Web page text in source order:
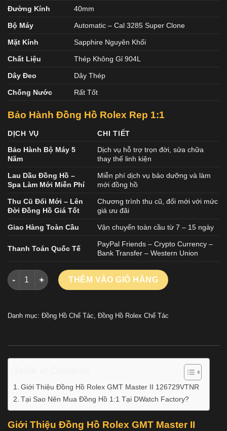
Đường Kính
40mm
Bộ Máy Automatic – Cal 3285 Super Clone
Mặt Kính Sapphire Nguyên Khối
Chất Liệu Thép Không Gỉ 904L
Dây Đeo Dây Thép
Chống Nước Rất Tốt
Bảo Hành Đồng Hồ Rolex Rep 1:1
DỊCH VỤ
CHI TIẾT
Bảo Hành Bộ Máy 5
Năm
Dịch vụ hỗ trợ trọn đời, sửa chữa
thay thế linh kiện
Lau Dầu Đồng Hồ –
Spa Làm Mới Miễn Phí
Miễn phí dịch vụ bảo dưỡng và làm
mới đồng hồ
Thu Cũ Đổi Mới – Lên
Đời Đồng Hồ Giá Tốt
Chương trình thu cũ, đổi mới với mức
giá ưu đãi
Giao Hàng Toàn Cầu Vận chuyển toàn cầu từ 7 – 15 ngày
Thanh Toán Quốc Tế
PayPal Friends – Crypto Currency –
Bank Transfer – Western Union
Đồng Hồ Rolex GMT Master II 126729VTNR Mặt Số Xanh Lá
THÊM VÀO GIỎ HÀNG
Danh mục: Đồng Hồ Chế Tác, Đồng Hồ Rolex Chế Tác
Giới Thiệu Đồng Hồ Rolex GMT Master II 126729VTNR
Tại Sao Nên Mua Đồng Hồ 1:1 Tại DWatch Factory?
Giới Thiệu Đồng Hồ Rolex GMT Master II